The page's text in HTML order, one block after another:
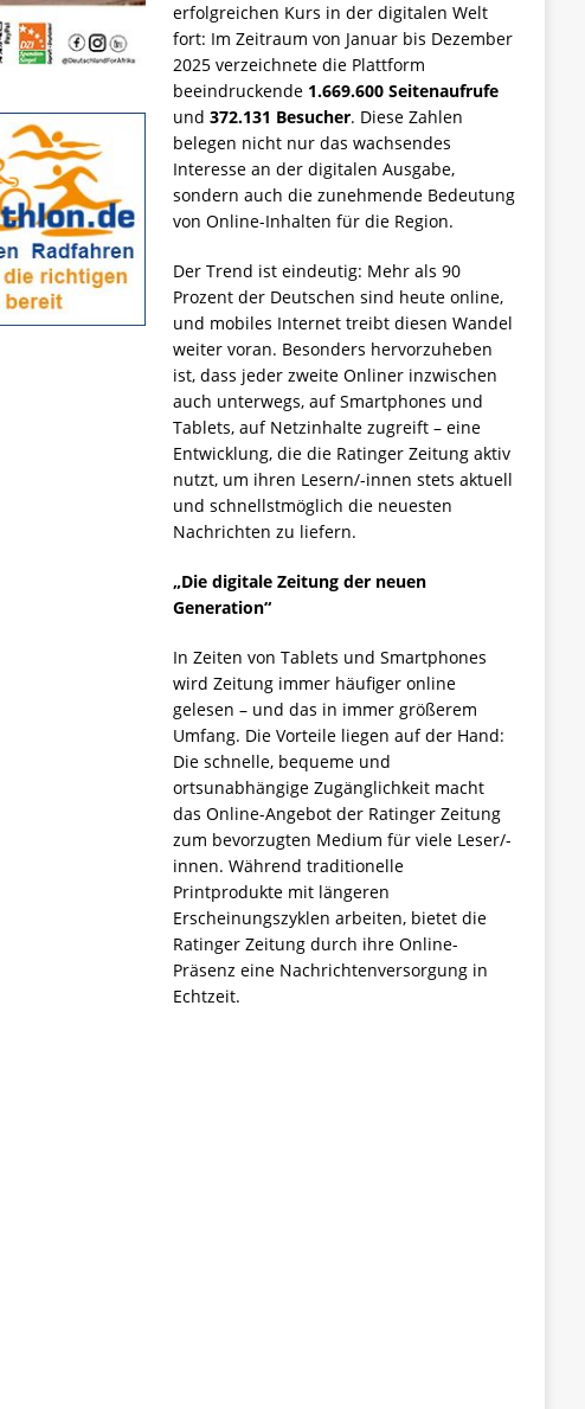
erfolgreichen Kurs in der digitalen Welt
fort: Im Zeitraum von Januar bis Dezember
2025 verzeichnete die Plattform
beeindruckende 1.669.600 Seitenaufrufe
und 372.131 Besucher. Diese Zahlen
belegen nicht nur das wachsendes
Interesse an der digitalen Ausgabe,
sondern auch die zunehmende Bedeutung
von Online-Inhalten für die Region.
Der Trend ist eindeutig: Mehr als 90
Prozent der Deutschen sind heute online,
und mobiles Internet treibt diesen Wandel
weiter voran. Besonders hervorzuheben
ist, dass jeder zweite Onliner inzwischen
auch unterwegs, auf Smartphones und
Tablets, auf Netzinhalte zugreift – eine
Entwicklung, die die Ratinger Zeitung aktiv
nutzt, um ihren Lesern/-innen stets aktuell
und schnellstmöglich die neuesten
Nachrichten zu liefern.
„Die digitale Zeitung der neuen
Generation“
In Zeiten von Tablets und Smartphones
wird Zeitung immer häufiger online
gelesen – und das in immer größerem
Umfang. Die Vorteile liegen auf der Hand:
Die schnelle, bequeme und
ortsunabhängige Zugänglichkeit macht
das Online-Angebot der Ratinger Zeitung
zum bevorzugten Medium für viele Leser/-
innen. Während traditionelle
Printprodukte mit längeren
Erscheinungszyklen arbeiten, bietet die
Ratinger Zeitung durch ihre Online-
Präsenz eine Nachrichtenversorgung in
Echtzeit.